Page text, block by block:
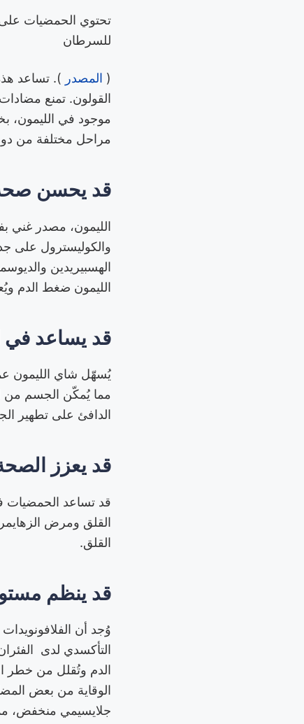
تحتوي الحمضيات على
للسرطان
( المصدر ). تساعد
القولون. تمنع مضادات
موجود في الليمون،
مراحل مختلفة من
قد يحسن
الليمون، مصدر غني
والكوليسترول على
الهسبيريدين
الليمون ضغط الدم
قد يساعد في
يُسهّل شاي الليمون
مما يُمكّن الجسم من
الدافئ على تطهير
قد يعزز
قد تساعد الحمضيات
القلق ومرض
القلق.
قد ينظم
وُجد أن
التأكسدي لدى
الدم وتُقلل من خطر
الوقاية من بعض
جلايسيمي منخفض،